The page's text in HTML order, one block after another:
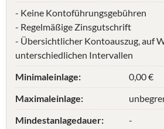
- Keine Kontoführungsgebühren
- Regelmäßige Zinsgutschrift
- Übersichtlicher Kontoauszug, auf
unterschiedlichen Intervallen
Minimaleinlage:
0,00 €
Maximaleinlage:
Mindestanlagedauer:
-